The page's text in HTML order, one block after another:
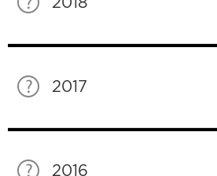
2018
2017
2016